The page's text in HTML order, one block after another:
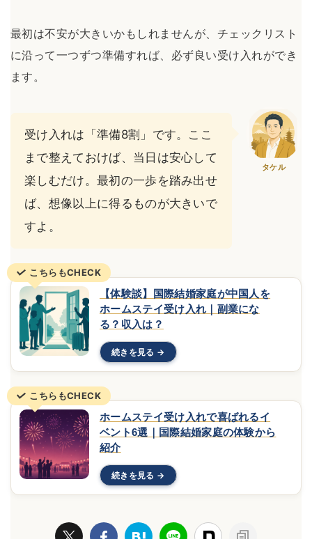
最初は不安が大きいかもしれませんが、チェックリスト
に沿って一つずつ準備すれば、必ず良い受け入れができ
ます。
受け入れは「準備8割」です。ここ
まで整えておけば、当日は安心して
楽しむだけ。最初の一歩を踏み出せ
ば、想像以上に得るものが大きいで
すよ。
タケル
こちらもCHECK
【体験談】国際結婚家庭が中国人を
ホームステイ受け入れ｜副業にな
る？収入は？
続きを見る
こちらもCHECK
ホームステイ受け入れで喜ばれるイ
ベント6選｜国際結婚家庭の体験から
紹介
続きを見る